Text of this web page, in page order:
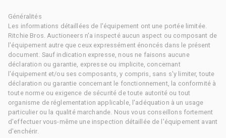
Généralités
Les informations détaillées de l'équipement ont une portée limitée.
Ritchie Bros. Auctioneers n'a inspecté aucun aspect ou composant de
l'équipement autre que ceux expressément énoncés dans le présent
document. Sauf indication expresse, nous ne faisons aucune
déclaration ou garantie, expresse ou implicite, concernant
l'équipement et/ou ses composants, y compris, sans s'y limiter, toute
déclaration ou garantie concernant le fonctionnement, la conformité à
toute norme ou exigence de sécurité de toute autorité ou tout
organisme de réglementation applicable, l'adéquation à un usage
particulier ou la qualité marchande. Nous vous conseillons fortement
d'effectuer vous-même une inspection détaillée de l'équipement avant
d'enchérir.